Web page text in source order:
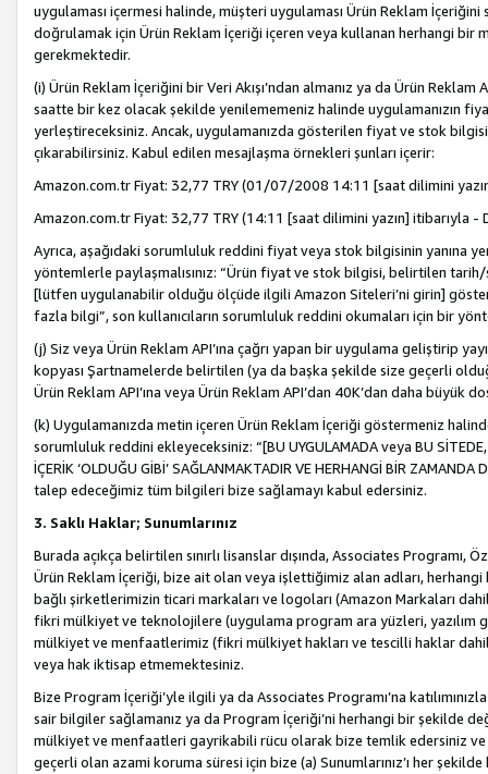
uygulaması içermesi halinde, müşteri uygulaması Ürün Reklam
doğrulamak için Ürün Reklam İçeriği içeren veya kullanan herhangi bir
gerekmektedir.
(i) Ürün Reklam İçeriğini bir Veri Akışı’ndan almanız ya da Ürün
saatte bir kez olacak şekilde yenilememeniz halinde uygulamanızın
yerleştireceksiniz. Ancak, uygulamanızda gösterilen fiyat ve stok
çıkarabilirsiniz. Kabul edilen mesajlaşma örnekleri şunları içerir:
Amazon.com.tr Fiyat: 32,77 TRY (01/07/2008 14:11 [saat dilimini
Amazon.com.tr Fiyat: 32,77 TRY (14:11 [saat dilimini yazın] itibarıyla -
Ayrıca, aşağıdaki sorumluluk reddini fiyat veya stok bilgisinin yanına
yöntemlerle paylaşmalısınız: “Ürün fiyat ve stok bilgisi, belirtilen
[lütfen uygulanabilir olduğu ölçüde ilgili Amazon Siteleri’ni girin]
fazla bilgi”, son kullanıcıların sorumluluk reddini okumaları için bir
(j) Siz veya Ürün Reklam API’ına çağrı yapan bir uygulama geliştirip
kopyası Şartnamelerde belirtilen (ya da başka şekilde size geçerli
Ürün Reklam API’ına veya Ürün Reklam API’dan 40K’dan daha büyük
(k) Uygulamanızda metin içeren Ürün Reklam İçeriği göstermeniz
sorumluluk reddini ekleyeceksiniz: “[BU UYGULAMADA veya BU SİTEDE,
İÇERİK ‘OLDUĞU GİBİ’ SAĞLANMAKTADIR VE HERHANGİ BİR
talep edeceğimiz tüm bilgileri bize sağlamayı kabul edersiniz.
3. Saklı Haklar; Sunumlarınız
Burada açıkça belirtilen sınırlı lisanslar dışında, Associates Programı,
Ürün Reklam İçeriği, bize ait olan veya işlettiğimiz alan adları,
bağlı şirketlerimizin ticari markaları ve logoları (Amazon Markaları
fikri mülkiyet ve teknolojilere (uygulama program ara yüzleri,
mülkiyet ve menfaatlerimiz (fikri mülkiyet hakları ve tescilli haklar
veya hak iktisap etmemektesiniz.
Bize Program İçeriği’yle ilgili ya da Associates Programı’na
sair bilgiler sağlamanız ya da Program İçeriği’ni herhangi bir şekilde
mülkiyet ve menfaatleri gayrikabili rücu olarak bize temlik edersiniz ve
geçerli olan azami koruma süresi için bize (a) Sunumlarınız’ı her